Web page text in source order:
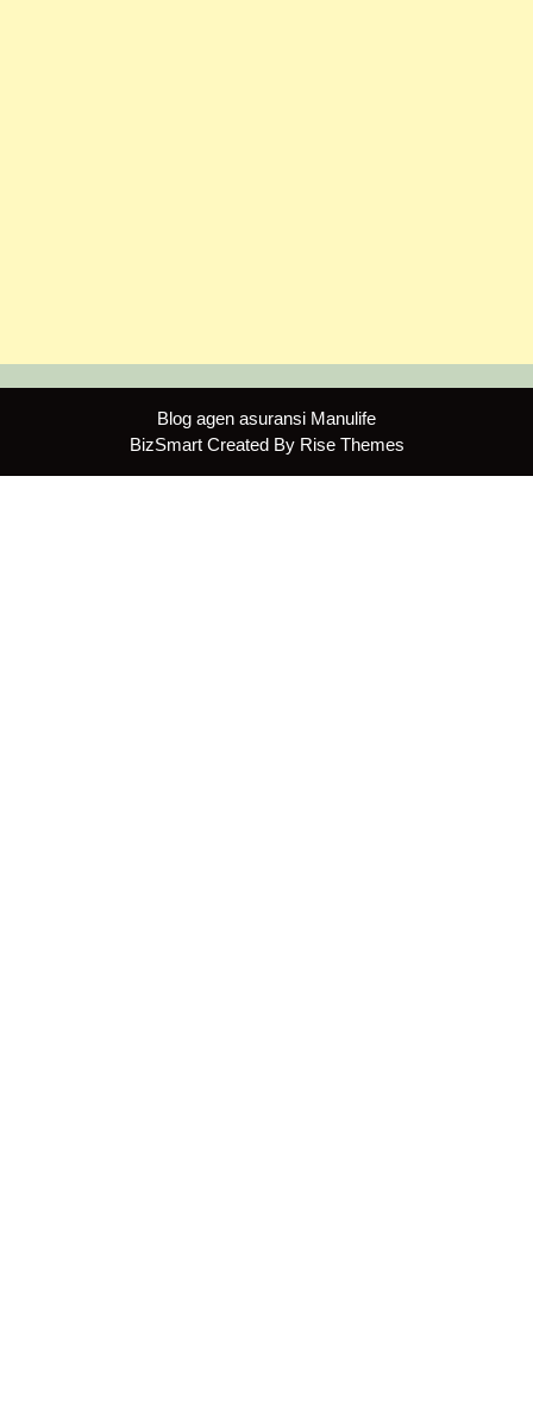
Blog agen asuransi Manulife
BizSmart Created By Rise Themes